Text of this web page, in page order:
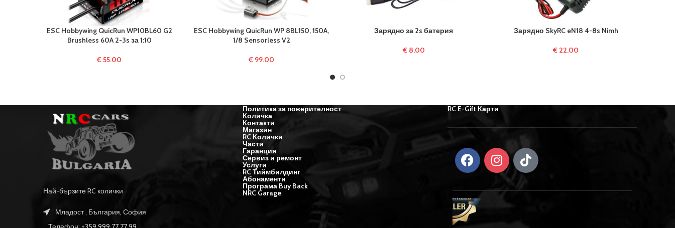
ESC Hobbywing QuicRun WP10BL60 G2
Brushless 60A 2-3s за 1:10
€55.00
ESC Hobbywing QuicRun WP 8BL150, 150A,
1/8 Sensorless V2
€ 99.00
Зарядно за 2s батерия
€8.00
Зарядно SkyRC eN18 4-8s Nimh
€ 22.00
Най-бързите RC колички
Младост , България, София
Политика за поверителност
Количка
Контакти
Магазин
RC Колички
Части
Гаранция
Сервиз и ремонт
Услуги
RC Тиймбилдинг
Абонаменти
Програма Buy Back
NRC Garage
RC E-Gift Карти